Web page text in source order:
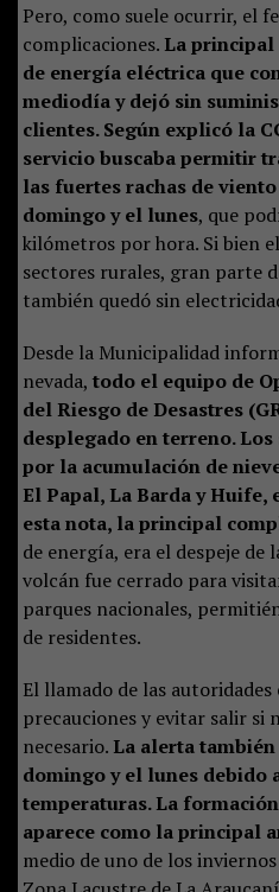
Pero, como suele ocurrir, el
complicaciones. La
de energía eléctrica que
mediodía y dejó sin
clientes. Según explicó la
servicio buscaba permitir
las fuertes rachas de
domingo y el lunes, que
kilómetros por hora. Si bien
sectores rurales, gran parte
también quedó sin
Desde la Municipalidad
nevada, todo el equipo de
del Riesgo de Desastres
desplegado en terreno.
por la acumulación de
El Papal, La Barda y
esta nota, la principal
de energía, era el despeje de
volcán fue cerrado para
parques nacionales,
de residentes.
El llamado de las autoridades
precauciones y evitar salir si
necesario. La alerta
domingo y el lunes debido
temperaturas. La
aparece como la principal
medio de uno de los